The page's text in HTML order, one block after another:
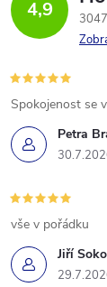
4,9
Petra
Spokojenost se
Jiří
vše v pořádku